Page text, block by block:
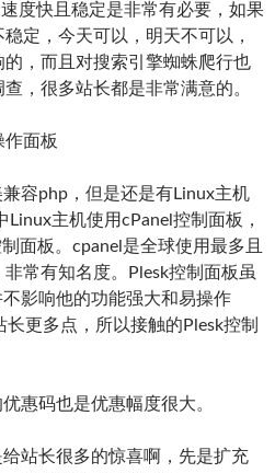
度快且稳定是非常有必要，如果
定，今天可以，明天不可以，
，而且对搜索引擎蜘蛛爬行也
，很多站长都是非常满意的。
作面板
容php，但是还是有Linux主机
主机使用cPanel控制面板，
面板。cpanel是全球使用最多且
常有知名度。Plesk控制面板虽
影响他的功能强大和易操作
更多点，所以接触的Plesk控制
惠码也是优惠幅度很大。
站长很多的惊喜啊，先是扩充